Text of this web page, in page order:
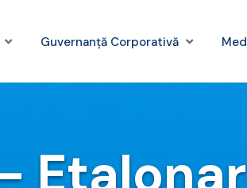
Guvernanță Corporativă